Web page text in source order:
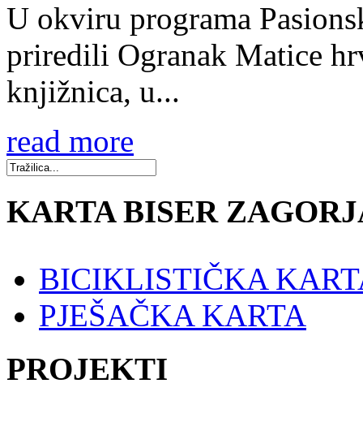
U okviru programa
priredili Ogranak Matice
knjižnica, u...
read more
KARTA BISER
BICIKLISTIČKA
PJEŠAČKA KARTA
PROJEKTI